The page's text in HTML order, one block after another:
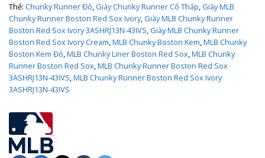
Thẻ: Chunky Runner Đỏ Giày Chunky Runner Cổ Thấp Giày MLB
Chunky Runner Boston Red Sox Ivory, Giày MLB Chunky Runner
Boston Red Sox Ivory 3ASHRJ13N-43IVS Giày MLB Chunky Runner
Boston Red Sox Ivory Cream MLB Chunky Boston Kem MLB Chunky
Boston Kem Đỏ MLB Chunky Liner Boston Red Sox MLB Chunky
Runner Boston Red Sox MLB Chunky Runner Boston Red Sox
3ASHRJ13N-43IVS MLB Chunky Runner Boston Red Sox Ivory
3ASHRJ13N-43IVS